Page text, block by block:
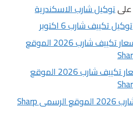
علىتوكيل شارب الاسكندرية
توكيل تكييف شارب 6 اكتوبر
اسعار تكييف شارب 2026 الموقع
اسعار تكييف شارب 2026 الموقع
اسعار تكييف شارب 2026 الموقع الرسمى Sharp